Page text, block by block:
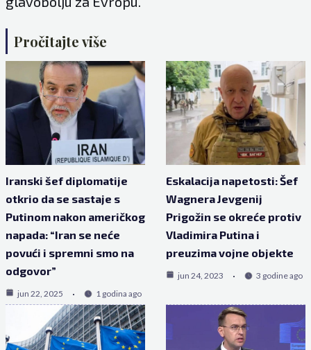
Pročitajte više
Iranski šef diplomatije
otkrio da se sastaje s
Putinom nakon američkog
napada: “Iran se neće
povući i spremni smo na
odgovor”
jun 22, 2025 1 godina ago
Eskalacija napetosti: Šef
Wagnera Jevgenij
Prigožin se okreće protiv
Vladimira Putina i
preuzima vojne objekte
jun 24, 2023 3 godine ago